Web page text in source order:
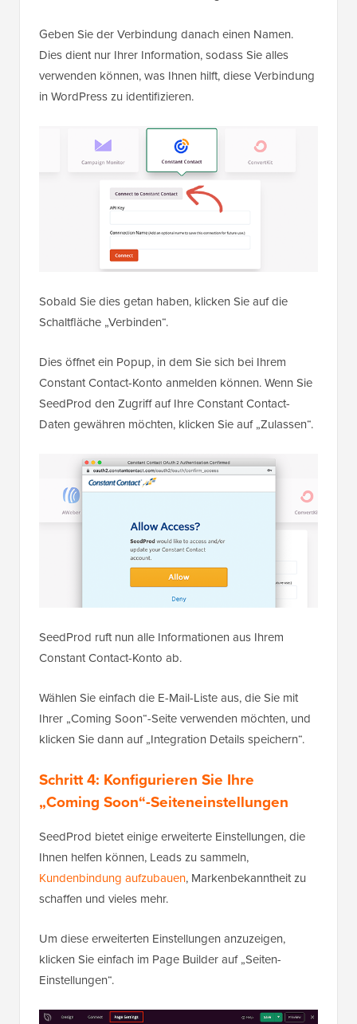
Geben Sie der Verbindung danach einen Namen.
Dies dient nur Ihrer Information, sodass Sie alles
verwenden können, was Ihnen hilft, diese Verbindung
in WordPress zu identifizieren.
Sobald Sie dies getan haben, klicken Sie auf die
Schaltfläche „Verbinden“.
Dies öffnet ein Popup, in dem Sie sich bei Ihrem
Constant Contact-Konto anmelden können. Wenn Sie
SeedProd den Zugriff auf Ihre Constant Contact-
Daten gewähren möchten, klicken Sie auf „Zulassen“.
SeedProd ruft nun alle Informationen aus Ihrem
Constant Contact-Konto ab.
Wählen Sie einfach die E-Mail-Liste aus, die Sie mit
Ihrer „Coming Soon“-Seite verwenden möchten, und
klicken Sie dann auf „Integration Details speichern“.
Schritt 4: Konfigurieren Sie Ihre
„Coming Soon“-Seiteneinstellungen
SeedProd bietet einige erweiterte Einstellungen, die
Ihnen helfen können, Leads zu sammeln,
Kundenbindung aufzubauen, Markenbekanntheit zu
schaffen und vieles mehr.
Um diese erweiterten Einstellungen anzuzeigen,
klicken Sie einfach im Page Builder auf „Seiten-
Einstellungen“.